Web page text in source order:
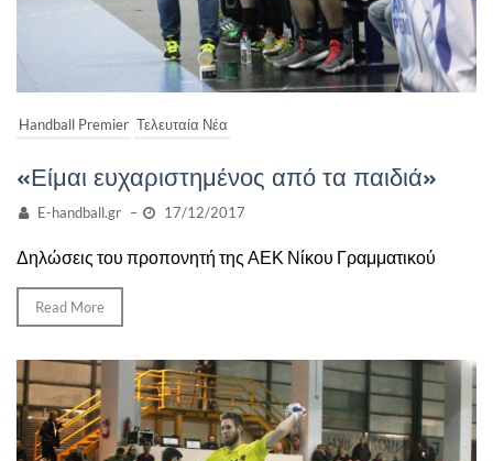
Handball Premier Τελευταία Νέα
«Είμαι ευχαριστημένος από τα παιδιά»
E-handball.gr – 17/12/2017
Δηλώσεις του προπονητή της ΑΕΚ Νίκου Γραμματικού
Read More